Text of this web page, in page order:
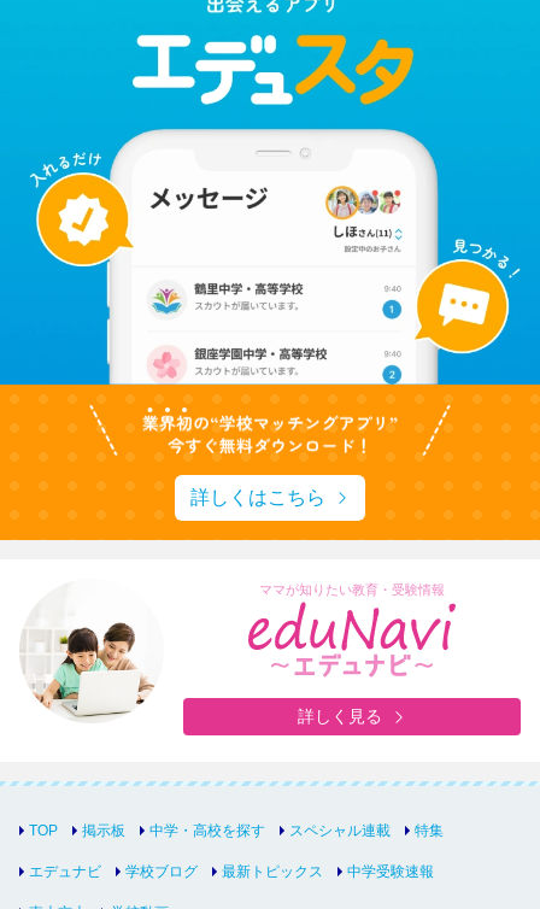
詳しくはこちら
ママが知りたい教育・受験情報
詳しく見る
TOP 掲示板 中学・高校を探す スペシャル連載 特集
エデュナビ 学校ブログ 最新トピックス 中学受験速報